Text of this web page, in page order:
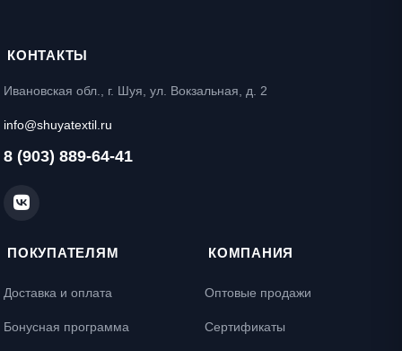
КОНТАКТЫ
Ивановская обл., г. Шуя, ул. Вокзальная, д. 2
info@shuyatextil.ru
8 (903) 889-64-41
ПОКУПАТЕЛЯМ
Доставка и оплата
Бонусная программа
КОМПАНИЯ
Оптовые продажи
Сертификаты